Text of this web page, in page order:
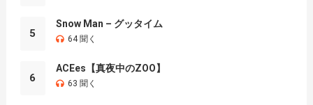
5
Snow Man – グッタイム
64 聞く
6
ACEes【真夜中のZOO】
63 聞く